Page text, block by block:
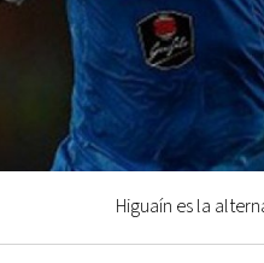
Higuaín es la